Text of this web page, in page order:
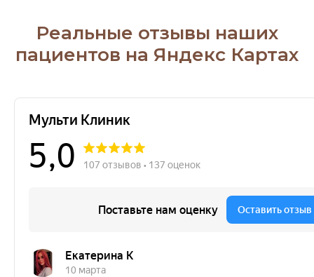
Реальные отзывы наших
пациентов на Яндекс Картах